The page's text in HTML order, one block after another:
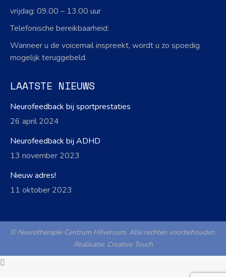
vrijdag: 09.00 – 13.00 uur
Telefonische bereikbaarheid:
Wanneer u de voicemail inspreekt, wordt u zo spoedig
mogelijk teruggebeld.
LAATSTE NIEUWS
Neurofeedback bij sportprestaties
26 april 2024
Neurofeedback bij ADHD
13 november 2023
Nieuw adres!
11 oktober 2023
© Neurotherapie Centrum Hilversum. Alle rechten voorbehouden.
Realisatie: Creative Touch